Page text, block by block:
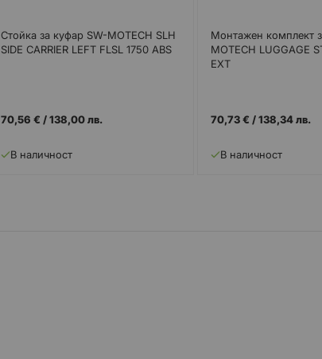
Стойка за куфар SW-MOTECH SLH
SIDE CARRIER LEFT FLSL 1750 ABS
70,56 € /138,00 лв.
В наличност
Монтажен комплект
MOTECH LUGGAGE
EXT
70,73 € /138,34 лв.
В наличност